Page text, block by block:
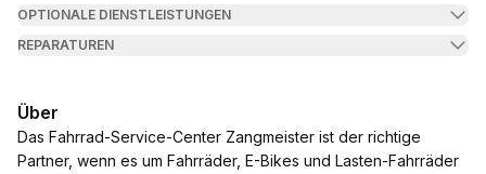
OPTIONALE DIENSTLEISTUNGEN
REPARATUREN
Über
Das Fahrrad-Service-Center Zangmeister ist der richtige
Partner, wenn es um Fahrräder, E-Bikes und Lasten-Fahrräder